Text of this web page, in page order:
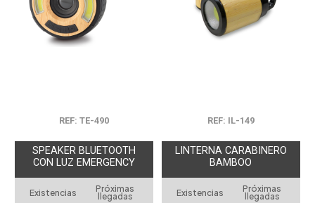
REF: TE-490
SPEAKER BLUETOOTH
CON LUZ EMERGENCY
Existencias
Próximas
llegadas
REF: IL-149
LINTERNA CARABINERO
BAMBOO
Existencias
Próximas
llegadas